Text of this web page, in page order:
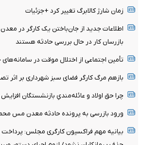
زمان شارژ کالابرگ تغییر کرد +جزئیات
اطلاعات جدید از جان‌باختن یک کارگر در
بازرسان کار در حال بررسی حادثه هستند
تأمین اجتماعی از اختلال موقت در
بازهم مرگ کارگر فضای سبز شهرداری بر اثر
چرا حق اولاد و عائله‌مندیِ بازنشستگان
ورود بازرسی به پرونده حادثه معدن مس
بیانیه مهم فراکسیون کارگری مجلس: